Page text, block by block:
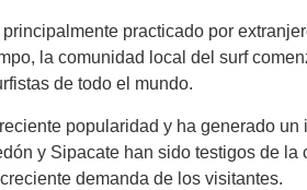
practicado por
la comunidad local del surf
de todo el mundo.
popularidad y ha generado
y Sipacate han sido testigos de
demanda de los visitantes.